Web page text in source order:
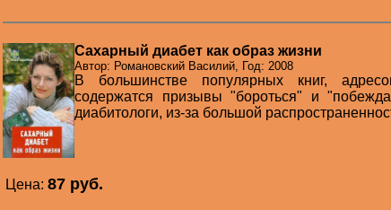
Сахарный диабет как образ жизни
Автор: Романовский Василий, Год: 2008
В большинстве популярных книг,
содержатся призывы "бороться" и
диабитологи, из-за большой
Цена: 87 pуб.